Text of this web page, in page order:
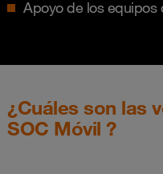
Apoyo de los equipos
¿Cuáles son las
SOC Móvil ?